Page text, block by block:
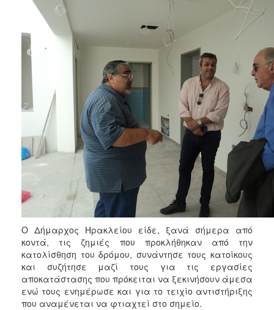
2010
2006
ΠΟΛΙΤΙΣΜΟΣ
ΑΝΘΕΚΤΙΚΗ
Ο Δήμαρχος Ηρακλείου είδε, ξανά σήμερα από
κοντά, τις ζημιές που προκλήθηκαν από την
κατολίσθηση του δρόμου, συνάντησε τους κατοίκους
και συζήτησε μαζί τους για τις εργασίες
αποκατάστασης που πρόκειται να ξεκινήσουν άμεσα
ενώ τους ενημέρωσε και για το τειχίο αντιστήριξης
που αναμένεται να φτιαχτεί στο σημείο.